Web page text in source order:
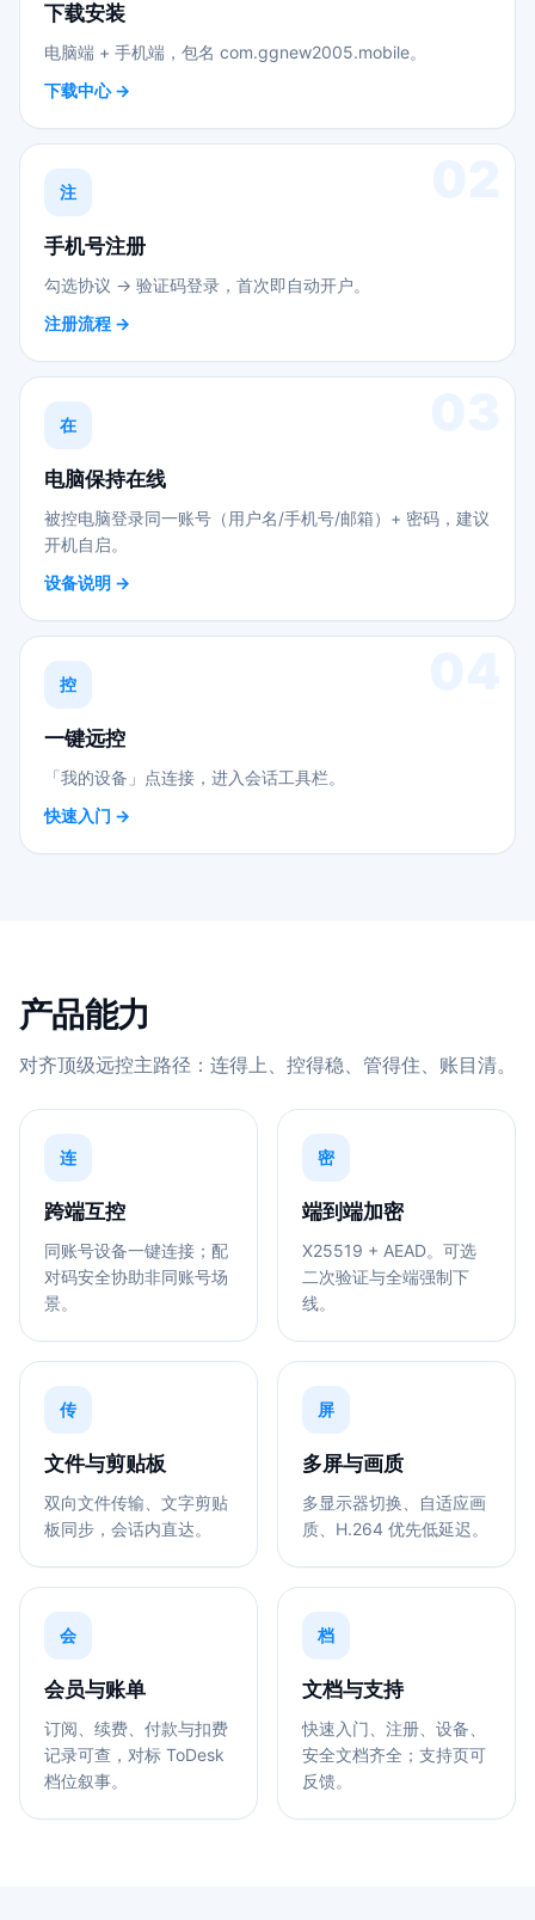
下载安装
电脑端 + 手机端，包名 com.ggnew2005.mobile。
下载中心 →
注
手机号注册
勾选协议 → 验证码登录，首次即自动开户。
注册流程 →
在
电脑保持在线
被控电脑登录同一账号（用户名/手机号/邮箱）+ 密码，建议
开机自启。
设备说明 →
控
一键远控
「我的设备」点连接，进入会话工具栏。
快速入门 →
产品能力
对齐顶级远控主路径：连得上、控得稳、管得住、账目清。
连
跨端互控
同账号设备一键连接；配
对码安全协助非同账号场
景。
密
端到端加密
X25519 + AEAD。可选
二次验证与全端强制下
线。
传
文件与剪贴板
双向文件传输、文字剪贴
板同步，会话内直达。
屏
多屏与画质
多显示器切换、自适应画
质、H.264 优先低延迟。
会
会员与账单
订阅、续费、付款与扣费
记录可查，对标 ToDesk
档位叙事。
档
文档与支持
快速入门、注册、设备、
安全文档齐全；支持页可
反馈。